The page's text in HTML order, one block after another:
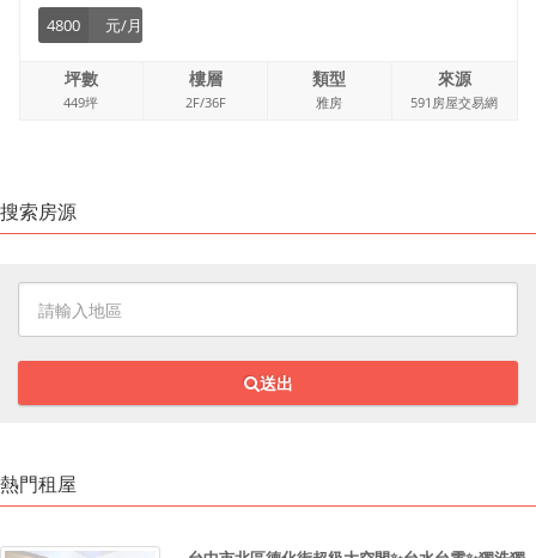
4800
元/月
坪數
449坪
樓層
2F/36F
類型
雅房
來源
591房屋交易網
搜索房源
送出
熱門租屋